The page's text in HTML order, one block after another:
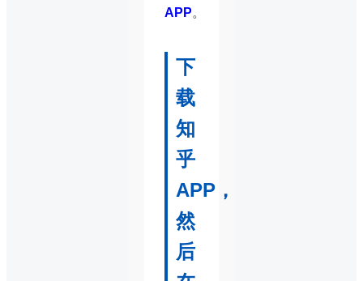
APP。
下
载
知
乎
APP，
然
后